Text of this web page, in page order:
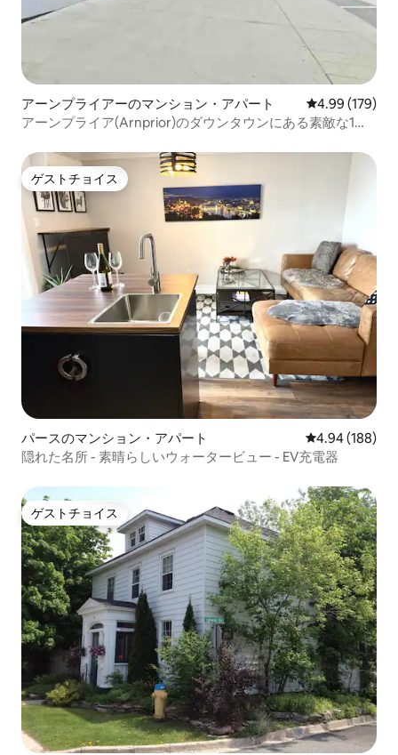
アーンプライアーのマンション・アパート レビュー179
4.99 (179)
アーンプライア(Arnprior)のダウンタウンにある素敵な1ベ
ゲストチョイス
ゲストチョイス
パースのマンション・アパート レビュー188
4.94 (188)
隠れた名所 - 素晴らしいウォータービュー - EV充電器
ゲストチョイス
ゲストチョイス